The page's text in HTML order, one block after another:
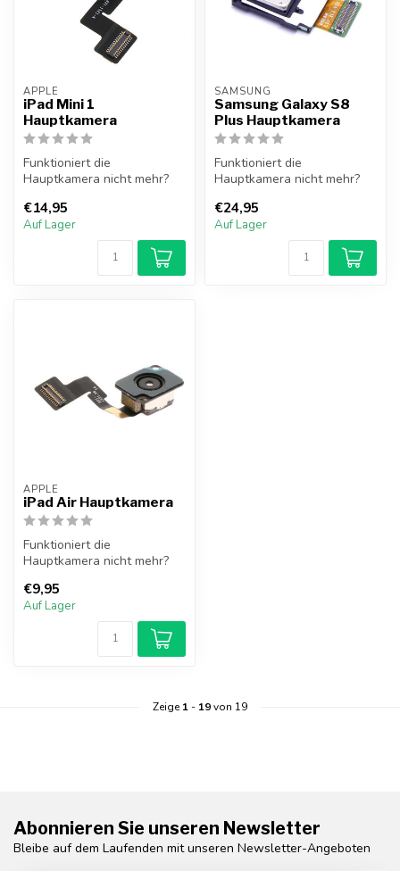
APPLE
iPad Mini 1
Hauptkamera
Funktioniert die
Hauptkamera nicht mehr?
Mini 1 löst di...
€14,95
Auf Lager
SAMSUNG
Samsung Galaxy S8
Plus Hauptkamera
Funktioniert die
Hauptkamera nicht mehr?
Samsung Galaxy S8 P...
€24,95
Auf Lager
APPLE
iPad Air Hauptkamera
Funktioniert die
Hauptkamera nicht mehr?
Air löst diese...
€9,95
Auf Lager
Zeige1- 19von 19
Abonnieren Sie unseren Newsletter
Bleibe auf dem Laufenden mit unseren Newsletter-Angeboten